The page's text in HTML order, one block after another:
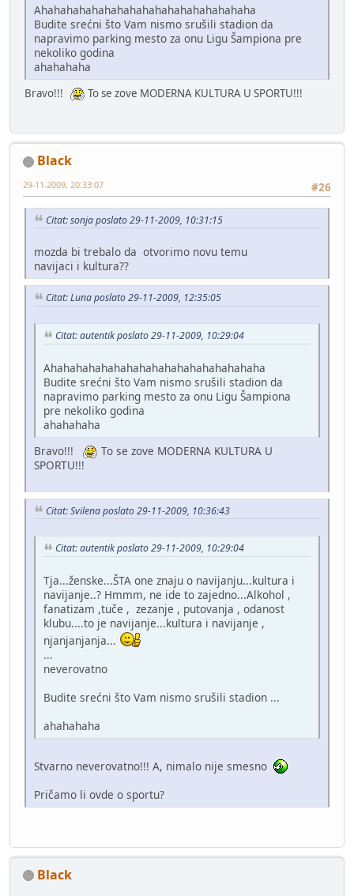
Ahahahahahahahahahahahahahahahahaha
Budite srećni što Vam nismo srušili stadion da
napravimo parking mesto za onu Ligu Šampiona pre
nekoliko godina
ahahahaha
Bravo!!! To se zove MODERNA KULTURA U SPORTU!!!
Black
#26
29-11-2009, 20:33:07
Citat: sonja poslato 29-11-2009, 10:31:15
mozda bi trebalo da otvorimo novu temu
navijaci i kultura??
Citat: Luna poslato 29-11-2009, 12:35:05
Citat: autentik poslato 29-11-2009, 10:29:04
Ahahahahahahahahahahahahahahahahaha
Budite srećni što Vam nismo srušili stadion da
napravimo parking mesto za onu Ligu Šampiona
pre nekoliko godina
ahahahaha
Bravo!!!
To se zove MODERNA KULTURA U
SPORTU!!!
Citat: Svilena poslato 29-11-2009, 10:36:43
Citat: autentik poslato 29-11-2009, 10:29:04
Tja...ženske...ŠTA one znaju o navijanju...kultura i
navijanje..? Hmmm, ne ide to zajedno...Alkohol ,
fanatizam ,tuče , zezanje , putovanja , odanost
klubu....to je navijanje...kultura i navijanje ,
njanjanjanja...
...
neverovatno
Budite srećni što Vam nismo srušili stadion ...
ahahahaha
Stvarno neverovatno!!! A, nimalo nije smesno
Pričamo li ovde o sportu?
Black